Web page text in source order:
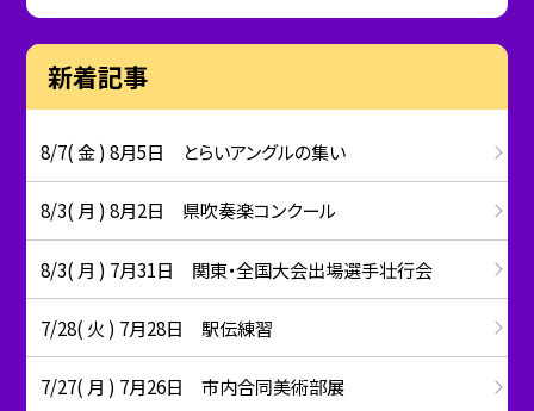
新着記事
8/7( 金 ) 8月5日 とらいアングルの集い
8/3( 月 ) 8月2日 県吹奏楽コンクール
8/3( 月 ) 7月31日 関東・全国大会出場選手壮行会
7/28( 火 ) 7月28日 駅伝練習
7/27( 月 ) 7月26日 市内合同美術部展